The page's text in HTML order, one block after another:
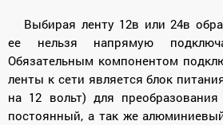
Выбирая ленту 12в или 24в
ее нельзя напрямую
Обязательным компонентом
ленты к сети является блок
на 12 вольт) для
постоянный, а так же